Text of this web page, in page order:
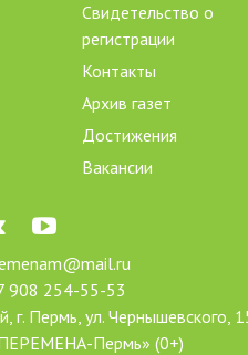
Свидетельство о
регистрации
Контакты
Архив газет
Достижения
Вакансии
908 254-55-53
г. Пермь, ул. Чернышевского,
Пермь» (0+)